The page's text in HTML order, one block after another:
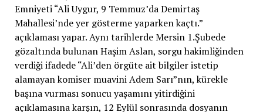
Emniyeti “Ali Uygur, 9 Temmuz’da Demirtaş
Mahallesi’nde yer gösterme yaparken kaçtı.”
açıklaması yapar. Aynı tarihlerde Mersin 1.Şubede
gözaltında bulunan Haşim Aslan, sorgu hakimliğinden
verdiği ifadede “Ali’den örgüte ait bilgiler istetip
alamayan komiser muavini Adem Sarı”nın, kürekle
başına vurması sonucu yaşamını yitirdiğini
açıklamasına karşın, 12 Eylül sonrasında dosyanın